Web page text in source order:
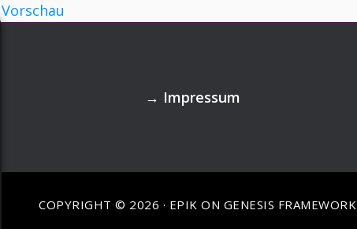
Vorschau
→ Impressum
COPYRIGHT © 2026 · EPIK ON GENESIS FRAMEWORK